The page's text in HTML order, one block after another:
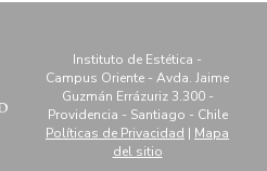
Instituto de Estética -
Campus Oriente - Avda. Jaime
Guzmán Errázuriz 3.300 -
Providencia - Santiago - Chile
Políticas de Privacidad | Mapa
del sitio